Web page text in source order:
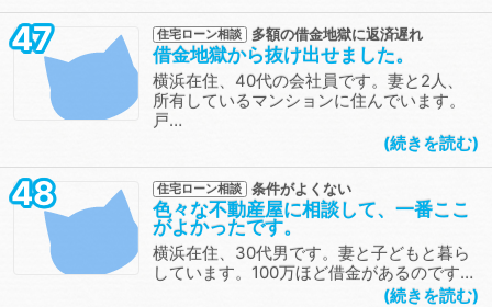
47 住宅ローン相談 多額の借金地獄に返済遅れ
借金地獄から抜け出せました。
横浜在住、40代の会社員です。妻と2人、
所有しているマンションに住んでいます。
戸…
続きを読む
48 住宅ローン相談 条件がよくない
色々な不動産屋に相談して、一番ここ
がよかったです。
横浜在住、30代男です。妻と子どもと暮ら
しています。100万ほど借金があるのです…
続きを読む